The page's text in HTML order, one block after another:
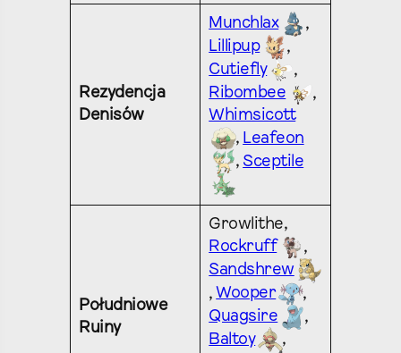
Rezydencja
Denisów
Munchlax
,
Lillipup
,
Cutiefly
,
Ribombee
,
Whimsicott
, Leafeon
, Sceptile
Południowe
Ruiny
Growlithe,
Rockruff
,
Sandshrew
, Wooper
,
Quagsire
,
Baltoy
,